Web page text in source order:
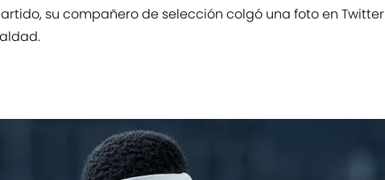
su compañero de selección colgó una foto en Twitter